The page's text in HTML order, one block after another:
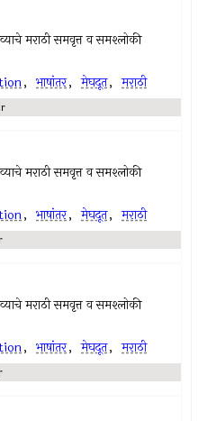
मराठी समवृत्त व समश्लोकी
, भाषांतर, मेघदूत, मराठी
मराठी समवृत्त व समश्लोकी
, भाषांतर, मेघदूत, मराठी
मराठी समवृत्त व समश्लोकी
, भाषांतर, मेघदूत, मराठी